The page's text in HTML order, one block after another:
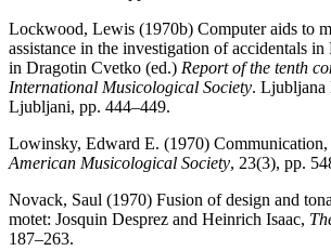
Lockwood, Lewis (1970b) Computer aids to
assistance in the investigation of accidentals in
in Dragotin Cvetko (ed.) Report of the tenth
International Musicological Society. Ljubljana
Ljubljani, pp. 444–449.
Lowinsky, Edward E. (1970) Communication,
American Musicological Society, 23(3), pp.
Novack, Saul (1970) Fusion of design and
motet: Josquin Desprez and Heinrich Isaac,
187–263.